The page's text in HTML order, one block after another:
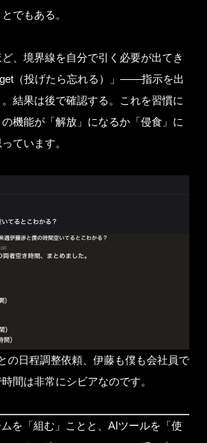
でもある。
、境界線を自分で引く必要が出てき
（投げたら忘れる）」——指示を出
結果は後で確認する。これを習慣に
機能が「解放」になるか「侵食」に
ています。
の日程調整依頼、伊藤も僕も会社員で
間は非常にシビアなのです。
を「組む」ことと、AIツールを「使